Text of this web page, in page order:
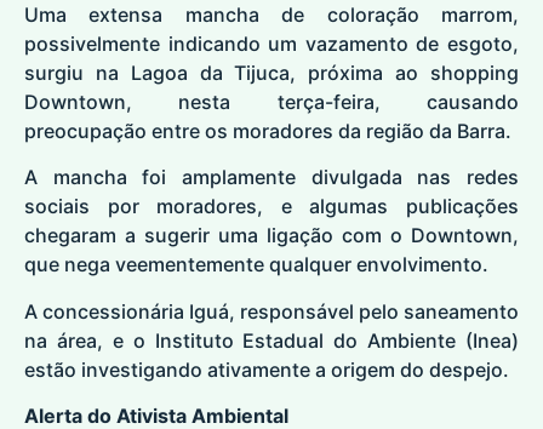
Uma extensa mancha de coloração marrom,
possivelmente indicando um vazamento de esgoto,
surgiu na Lagoa da Tijuca, próxima ao shopping
Downtown, nesta terça-feira, causando
preocupação entre os moradores da região da Barra.
A mancha foi amplamente divulgada nas redes
sociais por moradores, e algumas publicações
chegaram a sugerir uma ligação com o Downtown,
que nega veementemente qualquer envolvimento.
A concessionária Iguá, responsável pelo saneamento
na área, e o Instituto Estadual do Ambiente (Inea)
estão investigando ativamente a origem do despejo.
Alerta do Ativista Ambiental